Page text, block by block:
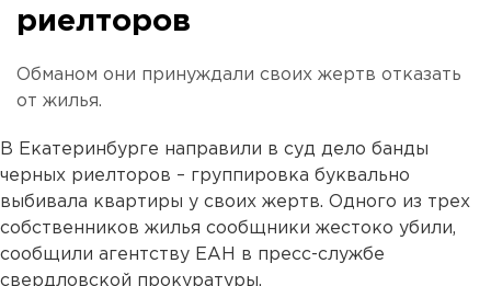
риелторов
Обманом они принуждали своих жертв отказать
от жилья.
В Екатеринбурге направили в суд дело банды
черных риелторов – группировка буквально
выбивала квартиры у своих жертв. Одного из трех
собственников жилья сообщники жестоко убили,
сообщили агентству ЕАН в пресс-службе
свердловской прокуратуры.